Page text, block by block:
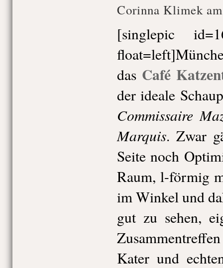
Corinna Klimek
[singlepic
das Café
der ideale
Commissaire
Marquis. Zwar
Seite noch
Raum, l-förmig
im Winkel und
gut zu sehen,
Kater und